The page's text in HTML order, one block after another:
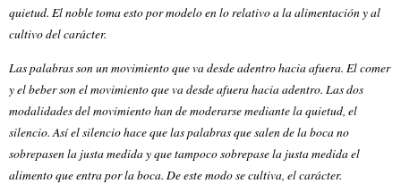
quietud. El noble toma esto por modelo en lo relativo a la alimentación y al
cultivo del carácter.
Las palabras son un movimiento que va desde adentro hacia afuera. El comer
y el beber son el movimiento que va desde afuera hacia adentro. Las dos
modalidades del movimiento han de moderarse mediante la quietud, el
silencio. Así el silencio hace que las palabras que salen de la boca no
sobrepasen la justa medida y que tampoco sobrepase la justa medida el
alimento que entra por la boca. De este modo se cultiva, el carácter.